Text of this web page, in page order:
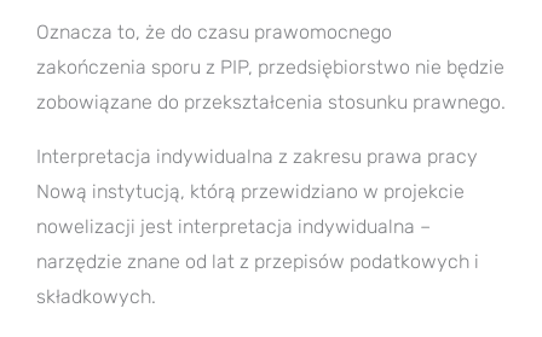
Oznacza to, że do czasu prawomocnego
zakończenia sporu z PIP, przedsiębiorstwo nie będzie
zobowiązane do przekształcenia stosunku prawnego.
Interpretacja indywidualna z zakresu prawa pracy
Nową instytucją, którą przewidziano w projekcie
nowelizacji jest interpretacja indywidualna –
narzędzie znane od lat z przepisów podatkowych i
składkowych.